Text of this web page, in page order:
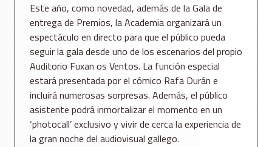
Este año, como novedad, además de la Gala de
entrega de Premios, la Academia organizará un
espectáculo en directo para que el público pueda
seguir la gala desde uno de los escenarios del propio
Auditorio Fuxan os Ventos. La función especial
estará presentada por el cómico Rafa Durán e
incluirá numerosas sorpresas. Además, el público
asistente podrá inmortalizar el momento en un
‘photocall’ exclusivo y vivir de cerca la experiencia de
la gran noche del audiovisual gallego.